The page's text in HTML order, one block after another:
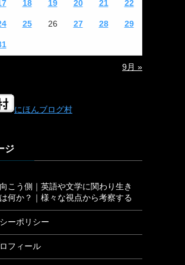
18 19 20 21 22
25 26 27 28 29
9月 »
にほんブログ村
ジ
こう側｜英語や文学に関わり生き
何か？｜様々な視点から考察する
ーポリシー
フィール